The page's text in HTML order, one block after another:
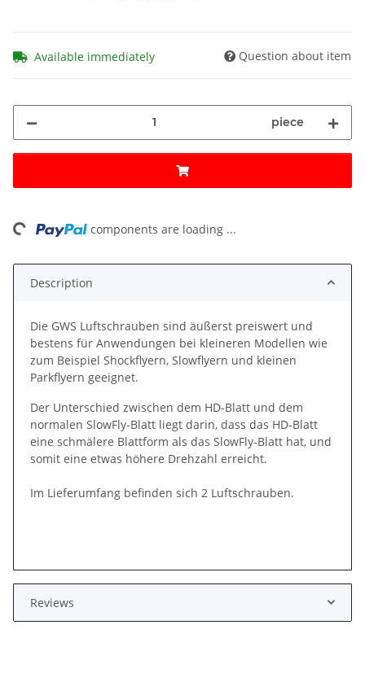
Available immediately Question about item
piece
components are loading ...
Description
Die GWS Luftschrauben sind äußerst preiswert und
bestens für Anwendungen bei kleineren Modellen wie
zum Beispiel Shockflyern, Slowflyern und kleinen
Parkflyern geeignet.
Der Unterschied zwischen dem HD-Blatt und dem
normalen SlowFly-Blatt liegt darin, dass das HD-Blatt
eine schmälere Blattform als das SlowFly-Blatt hat, und
somit eine etwas höhere Drehzahl erreicht.
Im Lieferumfang befinden sich 2 Luftschrauben.
Reviews